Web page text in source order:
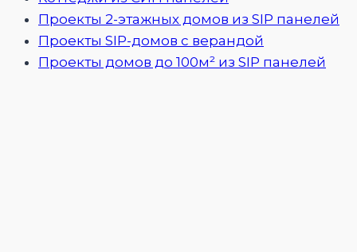
Проекты 2-этажных домов из SIP панелей
Проекты SIP-домов с верандой
Проекты домов до 100м² из SIP панелей